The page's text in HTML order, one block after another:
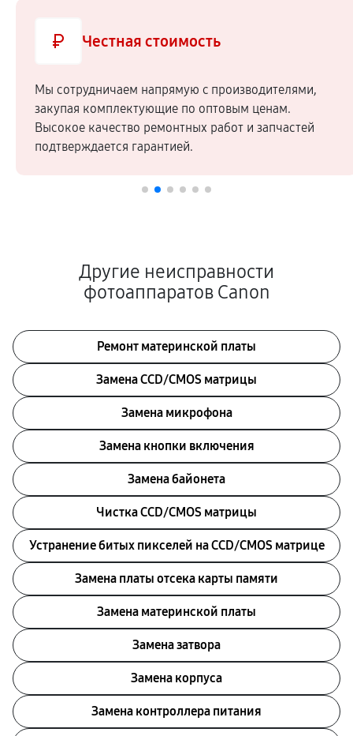
Честная стоимость
Мы сотрудничаем напрямую c производителями,
закупая комплектующие по оптовым ценам.
Высокое качество ремонтных работ и запчастей
подтверждается гарантией.
Другие неисправности
фотоаппаратов Canon
Ремонт материнской платы
Замена CCD/CMOS матрицы
Замена микрофона
Замена кнопки включения
Замена байонета
Чистка CCD/CMOS матрицы
Устранение битых пикселей на CCD/CMOS матрице
Замена платы отсека карты памяти
Замена материнской платы
Замена затвора
Замена корпуса
Замена контроллера питания